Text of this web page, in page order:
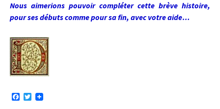
Nous aimerions pouvoir compléter cette brève histoire,
pour ses débuts comme pour sa fin, avec votre aide…
T